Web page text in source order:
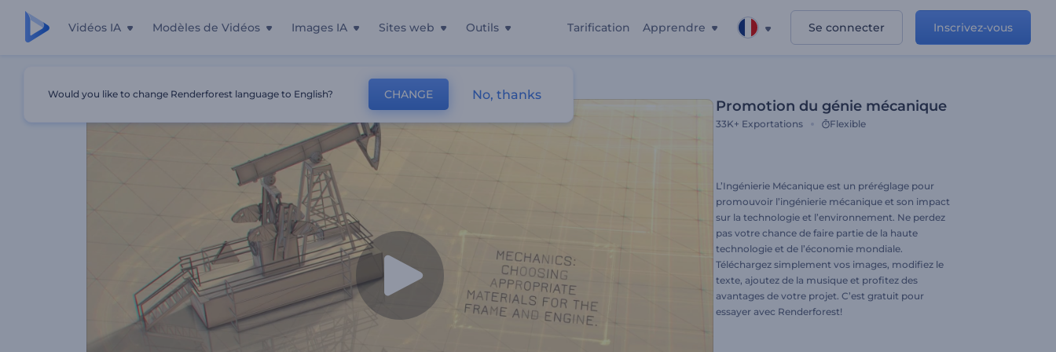
Vidéos IA Modèles de Vidéos Images IA Sites web Outils Tarification Apprendre Se connecter Inscrivez-vous
Promotion du génie mécanique
33K+ Exportations Flexible
L’Ingénierie Mécanique est un préréglage pour
promouvoir l’ingénierie mécanique et son impact
sur la technologie et l’environnement. Ne perdez
pas votre chance de faire partie de la haute
technologie et de l’économie mondiale.
Téléchargez simplement vos images, modifiez le
texte, ajoutez de la musique et profitez des
avantages de votre projet. C’est gratuit pour
essayer avec Renderforest!
Would you like to change Renderforest language to English? CHANGE No, thanks